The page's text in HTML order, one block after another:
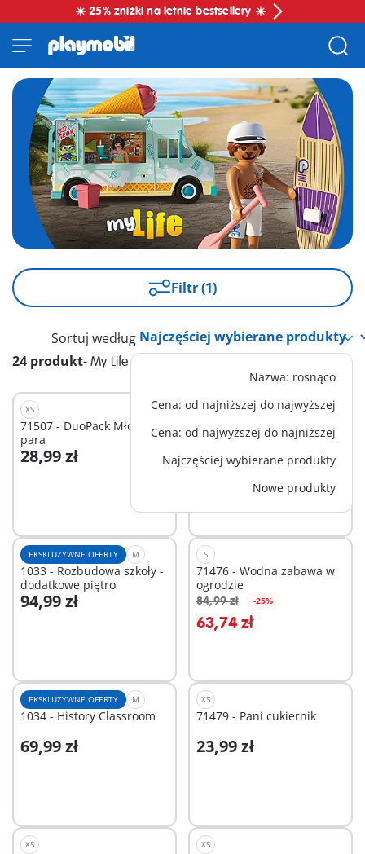
☀️ 25% zniżki na letnie bestsellery ☀️
Filtr (1)
24 produkt- My Life
Sortuj według
Nazwa: rosnąco
Cena: od najniższej do najwyższej
Cena: od najwyższej do najniższej
Najczęściej wybierane produkty
Nowe produkty
XS
71507 - DuoPack Młoda
para
28,99 zł
Dodaj do koszyka
EKSKLUZYWNE OFERTY L
1032 - Rozbudowa szkoły -
sala plastyczna
144,99 zł
Dodaj do koszyka
EKSKLUZYWNE OFERTY M
1033 - Rozbudowa szkoły -
dodatkowe piętro
94,99 zł
Dodaj do koszyka
S
71476 - Wodna zabawa w
ogrodzie
84,99 zł -25%
63,74 zł
Dodaj do koszyka
EKSKLUZYWNE OFERTY M
1034 - History Classroom
69,99 zł
Dodaj do koszyka
XS
71479 - Pani cukiernik
23,99 zł
Dodaj do koszyka
XS XS